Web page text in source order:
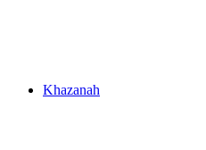
Khazanah